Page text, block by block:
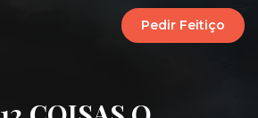
Pedir Feitiço